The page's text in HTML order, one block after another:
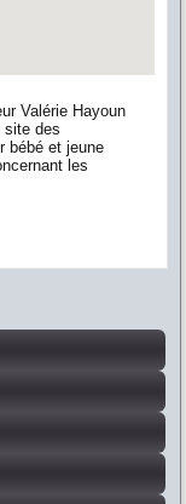
Valérie Hayoun
site des
bébé et jeune
les